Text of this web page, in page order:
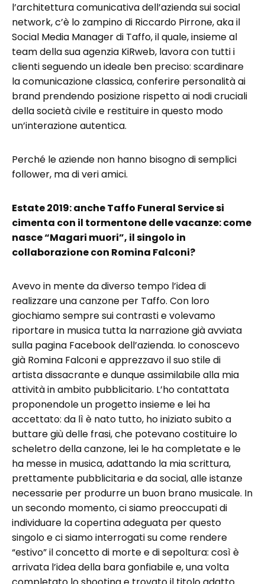
l’architettura comunicativa dell’azienda sui social
network, c’è lo zampino di Riccardo Pirrone, aka il
Social Media Manager di Taffo, il quale, insieme al
team della sua agenzia KiRweb, lavora con tutti i
clienti seguendo un ideale ben preciso: scardinare
la comunicazione classica, conferire personalità ai
brand prendendo posizione rispetto ai nodi cruciali
della società civile e restituire in questo modo
un’interazione autentica.
Perché le aziende non hanno bisogno di semplici
follower, ma di veri amici.
Estate 2019: anche Taffo Funeral Service si
cimenta con il tormentone delle vacanze: come
nasce “Magari muori”, il singolo in
collaborazione con Romina Falconi?
Avevo in mente da diverso tempo l’idea di
realizzare una canzone per Taffo. Con loro
giochiamo sempre sui contrasti e volevamo
riportare in musica tutta la narrazione già avviata
sulla pagina Facebook dell’azienda. Io conoscevo
già Romina Falconi e apprezzavo il suo stile di
artista dissacrante e dunque assimilabile alla mia
attività in ambito pubblicitario. L’ho contattata
proponendole un progetto insieme e lei ha
accettato: da lì è nato tutto, ho iniziato subito a
buttare giù delle frasi, che potevano costituire lo
scheletro della canzone, lei le ha completate e le
ha messe in musica, adattando la mia scrittura,
prettamente pubblicitaria e da social, alle istanze
necessarie per produrre un buon brano musicale. In
un secondo momento, ci siamo preoccupati di
individuare la copertina adeguata per questo
singolo e ci siamo interrogati su come rendere
“estivo” il concetto di morte e di sepoltura: così è
arrivata l’idea della bara gonfiabile e, una volta